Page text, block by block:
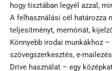
hogy tisztában legyél azzal,
A felhasználási cél határozza
teljesítményt, memóriát,
Könnyebb irodai munkákhoz –
szövegszerkesztés, e-
Drive használat – egy